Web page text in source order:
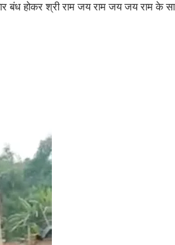
बंध होकर श्री राम जय राम जय जय राम के